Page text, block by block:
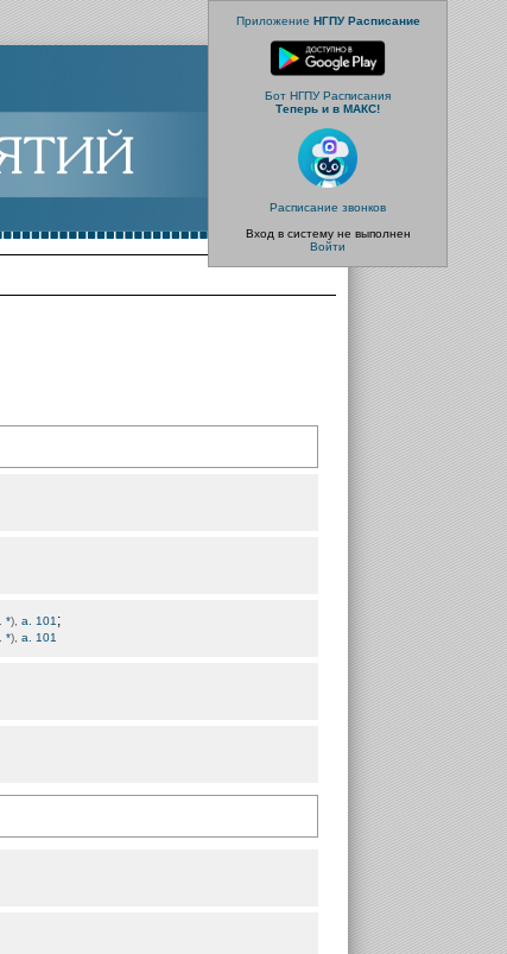
Приложение НГПУ Расписание
Бот НГПУ Расписания
Теперь и в МАКС!
Расписание звонков
Вход в систему не выполнен
Войти
*), а. 101 ;
*), а. 101